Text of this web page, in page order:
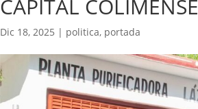
CAPITAL COLIMENSE
Dic 18, 2025 | politica, portada